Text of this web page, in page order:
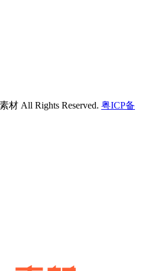
材 All Rights Reserved. 粤ICP备